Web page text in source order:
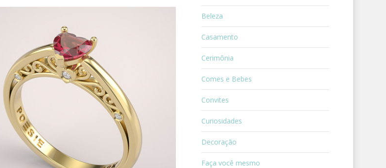
Beleza
Casamento
Cerimônia
Comes e Bebes
Convites
Curiosidades
Decoração
Faça você mesmo